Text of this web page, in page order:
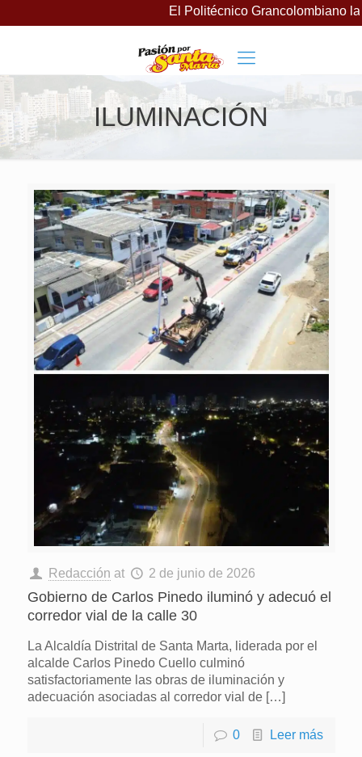
El Politécnico Grancolombiano
ILUMINACIÓN
Redacción at 2 de junio de 2026
Gobierno de Carlos Pinedo iluminó y adecuó el
corredor vial de la calle 30
La Alcaldía Distrital de Santa Marta, liderada por el
alcalde Carlos Pinedo Cuello culminó
satisfactoriamente las obras de iluminación y
adecuación asociadas al corredor vial de[…]
0 Leer más